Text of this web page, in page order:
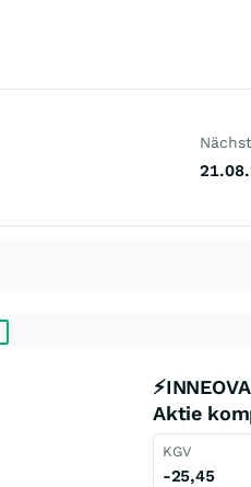
Aktie
KGV
-25,45